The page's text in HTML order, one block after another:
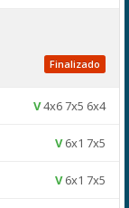
Finalizado
V4x6 7x5 6x4
V6x1 7x5
V6x1 7x5